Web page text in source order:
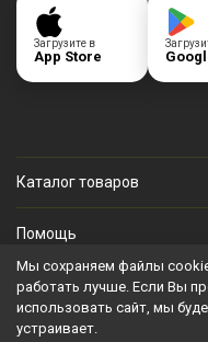
Загрузите в
App Store
Каталог товаров
Помощь
Личный кабинет
Мы сохраняем файлы
работать лучше. Если Вы
использовать сайт, мы
устраивает.